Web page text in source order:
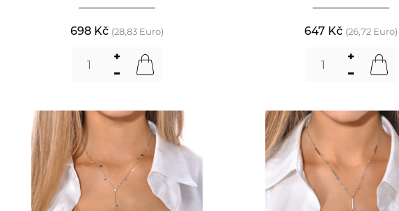
698 Kč (28,83 Euro) 647 Kč (26,72 Euro)